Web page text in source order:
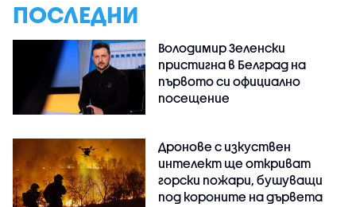
ПОСЛЕДНИ
Володимир Зеленски
пристигна в Белград на
първото си официално
посещение
Дронове с изкуствен
интелект ще откриват
горски пожари, бушуващи
под короните на дървета